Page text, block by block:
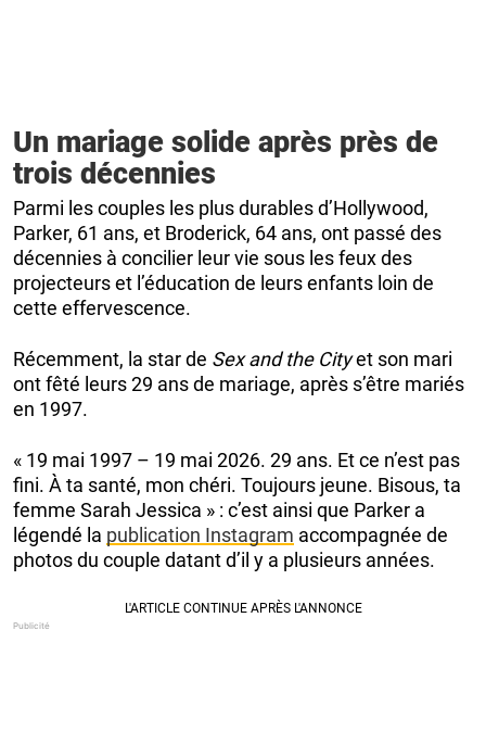
Un mariage solide après près de
trois décennies
Parmi les couples les plus durables d’Hollywood,
Parker, 61 ans, et Broderick, 64 ans, ont passé des
décennies à concilier leur vie sous les feux des
projecteurs et l’éducation de leurs enfants loin de
cette effervescence.
Récemment, la star de Sex and the Cityet son mari
ont fêté leurs 29 ans de mariage, après s’être mariés
en 1997.
« 19 mai 1997 – 19 mai 2026. 29 ans. Et ce n’est pas
fini. À ta santé, mon chéri. Toujours jeune. Bisous, ta
femme Sarah Jessica » : c’est ainsi que Parker a
légendé la publication Instagram accompagnée de
photos du couple datant d’il y a plusieurs années.